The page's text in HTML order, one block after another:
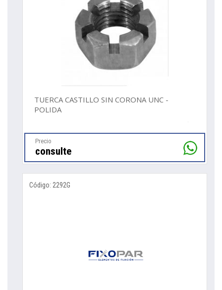
TUERCA CASTILLO SIN CORONA UNC -
POLIDA
Precio
consulte
Código: 2292G